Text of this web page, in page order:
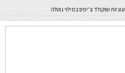
עוגיות שוקולד צ’יפס במילוי נוטלה